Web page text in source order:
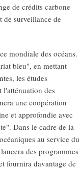
de crédits carbone
de surveillance de
mondiale des océans.
bleu", en mettant
les études
l'atténuation des
une coopération
et approfondie avec
Dans le cadre de la
au service du
des programmes
fournira davantage de